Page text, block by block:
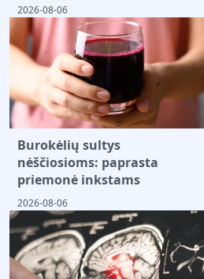
2026-08-06
Burokėlių sultys
nėščiosioms: paprasta
priemonė inkstams
2026-08-06